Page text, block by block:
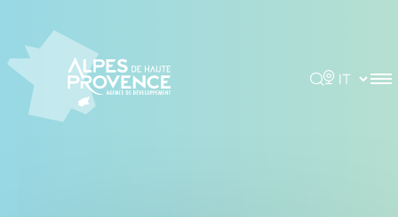
Rechercher
Choisir la